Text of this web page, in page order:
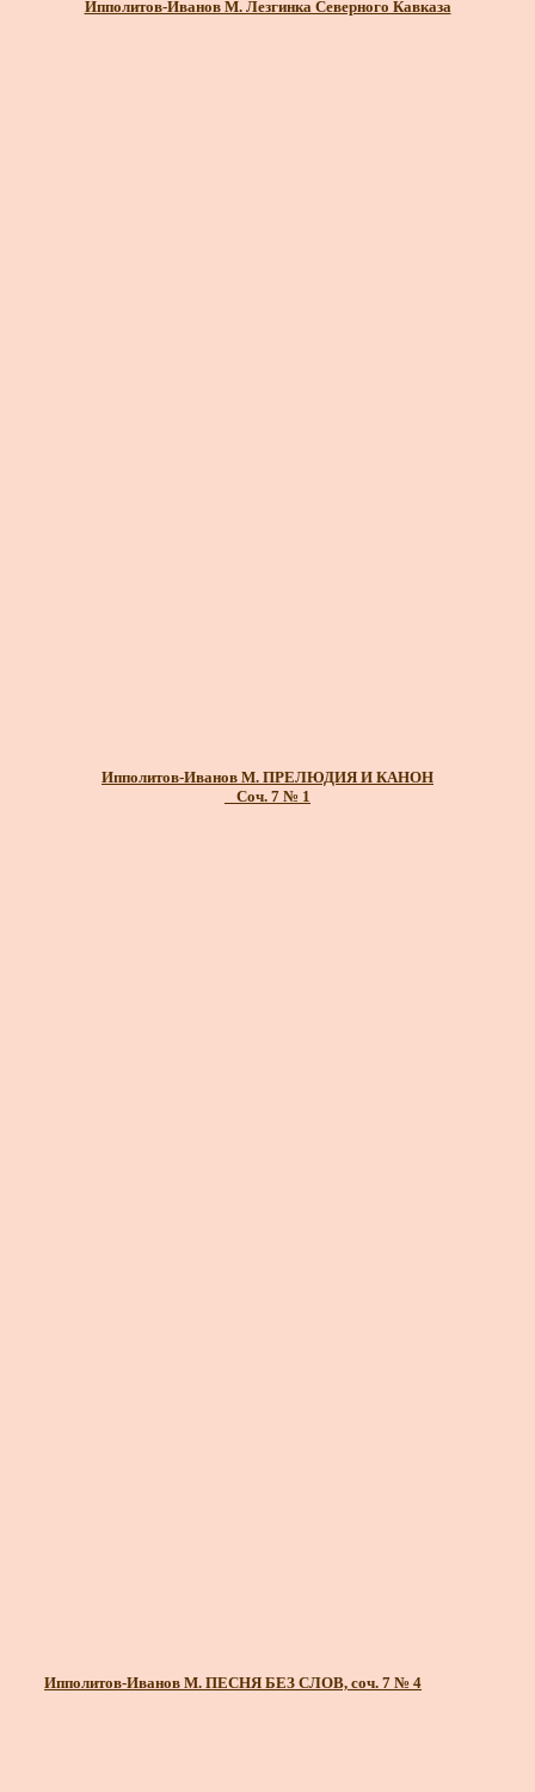
Ипполитов-Иванов М. Лезгинка Северного Кавказа
Ипполитов-Иванов М. ПРЕЛЮДИЯ И КАНОН
_ Соч. 7 № 1
Ипполитов-Иванов М. ПЕСНЯ БЕЗ СЛОВ, соч. 7 № 4